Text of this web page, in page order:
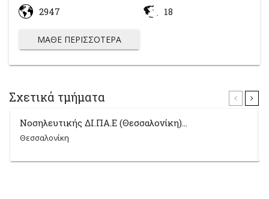
2947 18
ΜΆΘΕ ΠΕΡΙΣΣΌΤΕΡΑ
Σχετικά τμήματα
Νοσηλευτικής ΔΙ.ΠΑ.Ε (Θεσσαλονίκη)...
Θεσσαλονίκη